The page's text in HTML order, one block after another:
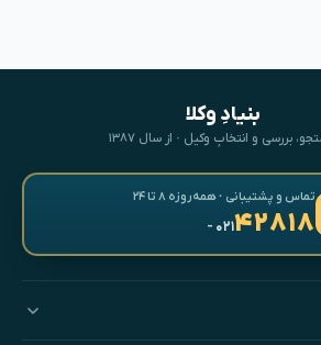
بنیادِ وکلا
بررسی و انتخابِ وکیل · از سال ۱۳۸۷
تماس و پشتیبانی · همه‌روزه ۸ تا ۲۴
۴۲۸۱۸- ۰۲۱